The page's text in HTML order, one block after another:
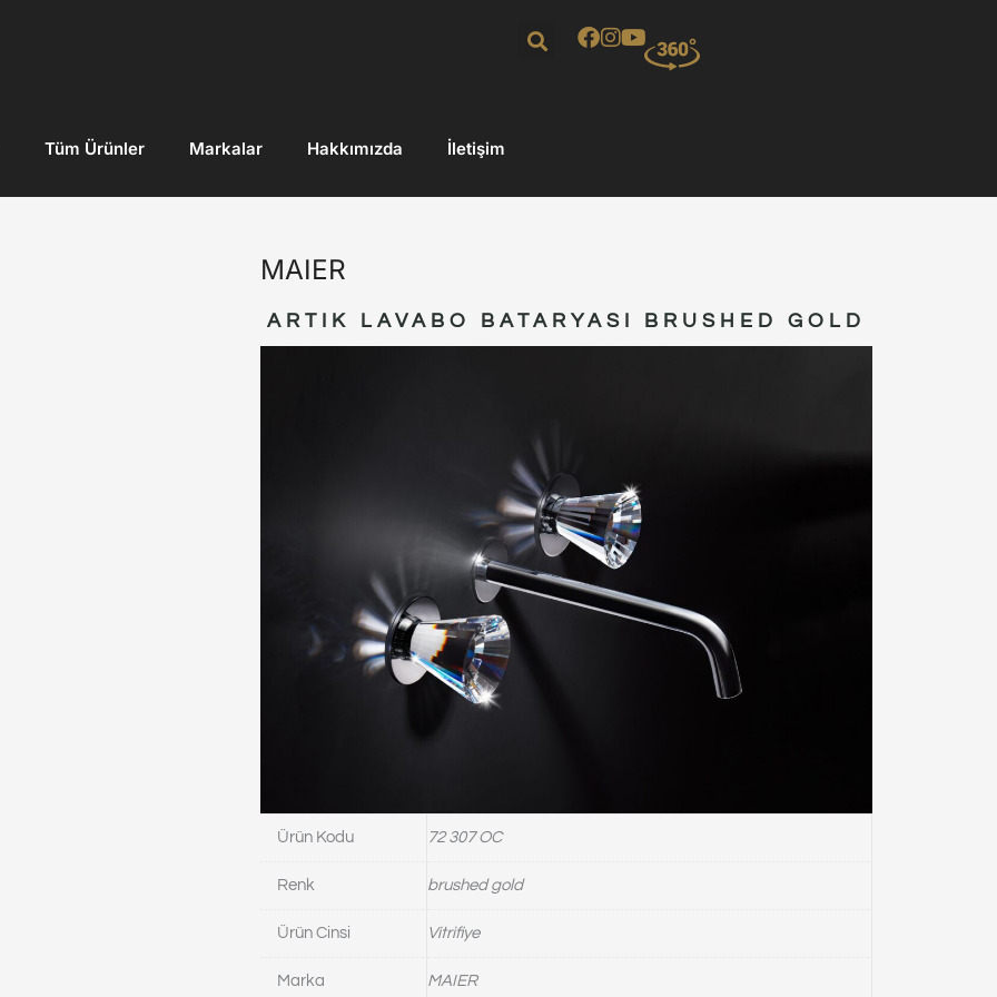
Tüm Ürünler Markalar Hakkımızda İletişim
MAIER
ARTIK LAVABO BATARYASI BRUSHED GOLD
Ürün Kodu 72 307 OC
Renk brushed gold
Ürün Cinsi Vitrifiye
Marka MAIER